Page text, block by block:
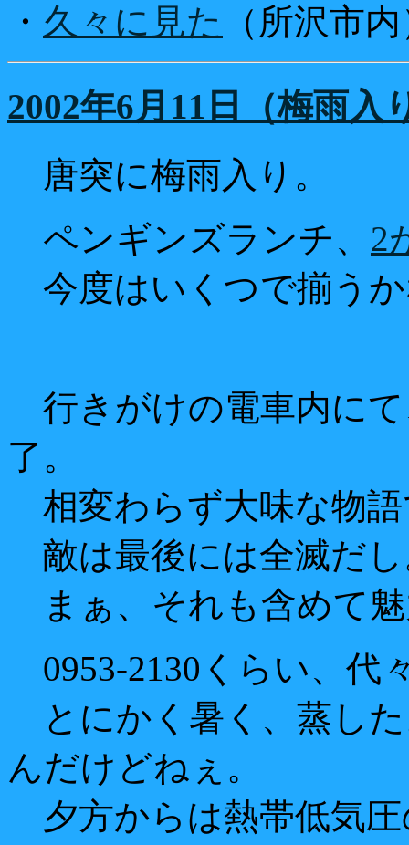
・ 久々に見た （所沢市
2002年6月11日（梅雨入
唐突に梅雨入り。
ペンギンズランチ、 2
今度はいくつで揃う
行きがけの電車内に
了。
相変わらず大味な物
敵は最後には全滅だ
まぁ、それも含めて
0953-2130くらい、代
とにかく暑く、蒸し
んだけどねぇ。
夕方からは熱帯低気